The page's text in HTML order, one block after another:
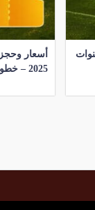
10-2025 والقنوات
2025 – خطوات الحجز الفوري